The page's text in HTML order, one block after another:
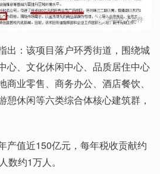
出：该项目落户环秀街道，围绕城
心、文化休闲中心、品质居住中心
商业零售、商务办公、酒店餐饮、
憩休闲等六类综合体核心建筑群，
产值近150亿元，每年税收贡献约
数约1万人。